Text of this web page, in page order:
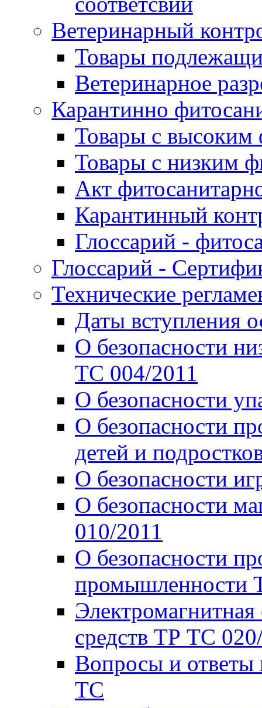
Ветеринарный
Товары
Ветеринарное
Карантинно
Товары с высоким
Товары с низким
Акт
Карантинный
Глоссарий -
Глоссарий -
Технические
Даты вступления
О безопасности
ТС 004/2011
О безопасности
О безопасности
детей и
О безопасности
О безопасности
010/2011
О безопасности
промышленности
средств ТР ТС
Вопросы и ответы
ТС